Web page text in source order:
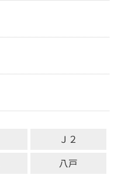
Ｊ２
八戸